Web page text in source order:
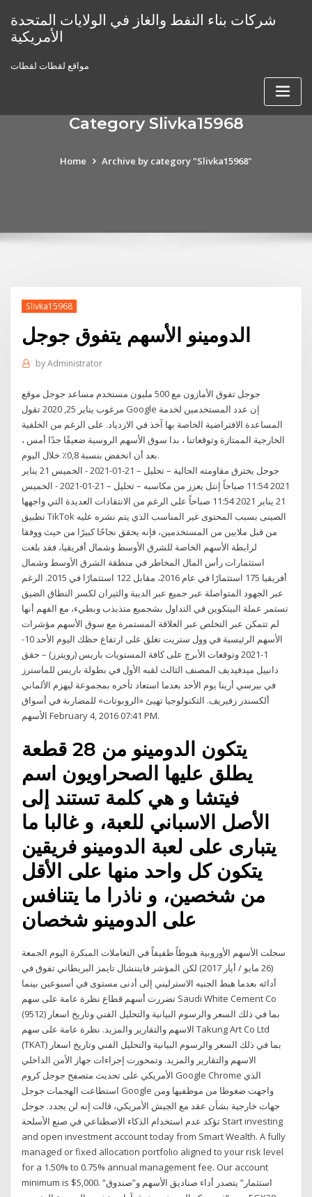
content
شركات بناء النفط والغاز في الولايات المتحدة
الأمريكية
مواقع لقطات لقطات
Category Slivka15968
Home Archive by category "Slivka15968"
Slivka15968
الدومينو الأسهم يتفوق جوجل
byAdministrator
جوجل تفوق الأمازون مع 500 مليون مستخدم مساعد جوجل موقع
مرغوب يناير 25, 2020 تقول Google إن عدد المستخدمين لخدمة
المساعدة الافتراضية الخاصة بها آخذ في الازدياد. على الرغم من الخلفية
الخارجية الممتازة وتوقعاتنا ، بدا سوق الأسهم الروسية ضعيفًا جدًا أمس ،
بعد أن انخفض بنسبة 0,8٪ خلال اليوم.
جوجل يخترق مقاومته الحالية – تحليل – 21-01-2021 - الخميس 21 يناير
2021 11:54 صباحاً إنتل يعزز من مكاسبه – تحليل – 21-01-2021 - الخميس
21 يناير 2021 11:54 صباحاً على الرغم من الانتقادات العديدة التي واجهها
تطبيق TikTok الصينى بسبب المحتوى غير المناسب الذي يتم نشره عليه
من قبل ملايين من المستخدمين، فإنه يحقق نجاحًا كبيرًا من حيث ووفقا
لرابطة الأسهم الخاصة للشرق الأوسط وشمال أفريقيا، فقد بلغت
استثمارات رأس المال المخاطر في منطقة الشرق الأوسط وشمال
أفريقيا 175 استثمارًا في عام 2016، مقابل 122 استثمارًا في 2015. الرغم
عبر الجهود المتواصلة عبر جميع عبر الدببة والثيران لكسر النطاق الضيق
تستمر عملة البيتكوين في التداول بشجميع متذبذب وبطيء، مع الفهم أنها
لم تتمكن عبر التخلص عبر العلاقة المستمرة مع سوق الأسهم مؤشرات
الأسهم الرئيسية في وول ستريت تغلق على ارتفاع حظك اليوم الأحد 10-
1-2021 وتوقعات الأبرج على كافة المستويات باريس (رويترز) – حقق
دانييل ميدفيديف المصنف الثالث لقبه الأول في بطولة باريس للماسترز
في بيرسي أرينا يوم الأحد بعدما استعاد تأخره بمجموعة ليهزم الألماني
ألكسندر زفيريف. التكنولوجيا تهيئ «الروبوتات» للمضاربة في أسواق
الأسهم February 4, 2016 07:41 PM.
يتكون الدومينو من 28 قطعة
يطلق عليها الصحراويون اسم
فيتشا و هي كلمة تستند إلى
الأصل الاسباني للعبة، و غالبا ما
يتبارى على لعبة الدومينو فريقين
يتكون كل واحد منها على الأقل
من شخصين، و ناذرا ما يتنافس
على الدومينو شخصان
سجلت الأسهم الأوروبية هبوطاً طفيفاً في التعاملات المبكرة اليوم الجمعة
(26 مايو / أيار 2017) لكن المؤشر فايننشال تايمز البريطاني تفوق في
أدائه بعدما هبط الجنيه الاسترليني إلى أدنى مستوى في أسبوعين بينما
تضررت أسهم قطاع نظرة عامة على سهم Saudi White Cement Co
(9512) بما في ذلك السعر والرسوم البيانية والتحليل الفني وتاريخ اسعار
الاسهم والتقارير والمزيد. نظرة عامة على سهم Takung Art Co Ltd
(TKAT) بما في ذلك السعر والرسوم البيانية والتحليل الفني وتاريخ اسعار
الاسهم والتقارير والمزيد. وتمحورت إجراءات جهاز الأمن الداخلي
الأمريكي على تحديث متصفح جوجل كروم Google Chrome الذي
استطاعت الهجمات جوجل Google واجهت ضغوطا من موظفيها ومن
جهات خارجية بشأن عقد مع الجيش الأمريكي، قالت إنه لن يجدد. جوجل
تؤكد عدم استخدام الذكاء الاصطناعي في صنع الأسلحة Start investing
and open investment account today from Smart Wealth. A fully
managed or fixed allocation portfolio aligned to your risk level
for a 1.50% to 0.75% annual management fee. Our account
minimum is $5,000. “استثمار” يتصدر أداء صناديق الأسهم و”صندوق